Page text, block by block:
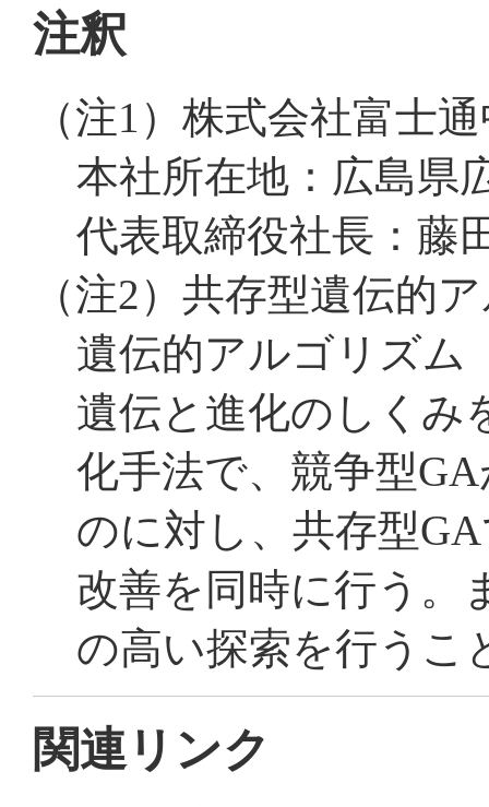
注釈
（注1） 株式会社富士
本社所在地：広島県
代表取締役社長：藤
（注2） 共存型遺伝的
遺伝的アルゴリズム
遺伝と進化のしくみ
化手法で、競争型
のに対し、共存型
改善を同時に行う。
の高い探索を行うこ
関連リンク